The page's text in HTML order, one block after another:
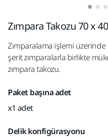
Zımpara Takozu 70 x
Zımparalama işlemi
şerit zımparalarla birlikte
zımpara takozu.
Paket başına adet
x1 adet
Delik konfigürasyonu